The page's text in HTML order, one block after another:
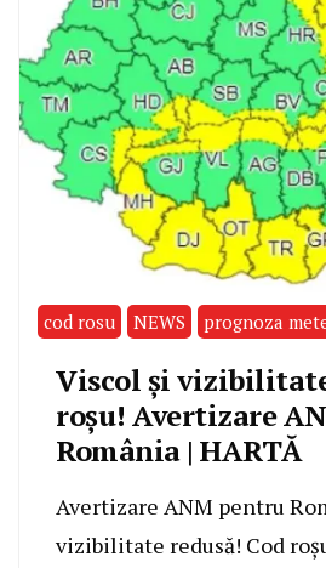
cod rosu NEWS prognoza
Viscol și
roșu! Avertizare
România | HARTĂ
Avertizare ANM pentru
vizibilitate redusă! Cod